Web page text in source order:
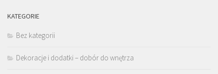
KATEGORIE
Bez kategorii
Dekoracje i dodatki – dobór do wnętrza